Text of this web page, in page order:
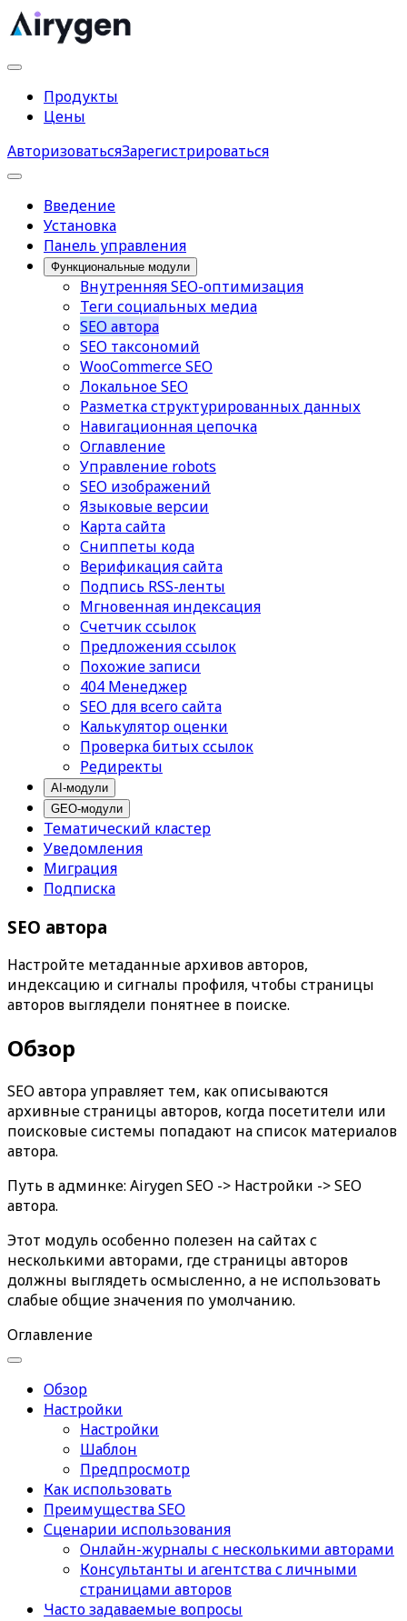
Продукты
Цены
АвторизоватьсяЗарегистрироваться
Введение
Установка
Панель управления
Функциональные модули
Внутренняя SEO-оптимизация
Теги социальных медиа
SEO автора
SEO таксономий
WooCommerce SEO
Локальное SEO
Разметка структурированных данных
Навигационная цепочка
Оглавление
Управление robots
SEO изображений
Языковые версии
Карта сайта
Сниппеты кода
Верификация сайта
Подпись RSS-ленты
Мгновенная индексация
Счетчик ссылок
Предложения ссылок
Похожие записи
404 Менеджер
SEO для всего сайта
Калькулятор оценки
Проверка битых ссылок
Редиректы
AI-модули
GEO-модули
Тематический кластер
Уведомления
Миграция
Подписка
SEO автора
Настройте метаданные архивов авторов,
индексацию и сигналы профиля, чтобы страницы
авторов выглядели понятнее в поиске.
Обзор
SEO автора управляет тем, как описываются
архивные страницы авторов, когда посетители или
поисковые системы попадают на список материалов
автора.
Путь в админке: Airygen SEO -> Настройки -> SEO
автора.
Этот модуль особенно полезен на сайтах с
несколькими авторами, где страницы авторов
должны выглядеть осмысленно, а не использовать
слабые общие значения по умолчанию.
Оглавление
Обзор
Настройки
Настройки
Шаблон
Предпросмотр
Как использовать
Преимущества SEO
Сценарии использования
Онлайн-журналы с несколькими авторами
Консультанты и агентства с личными
страницами авторов
Часто задаваемые вопросы